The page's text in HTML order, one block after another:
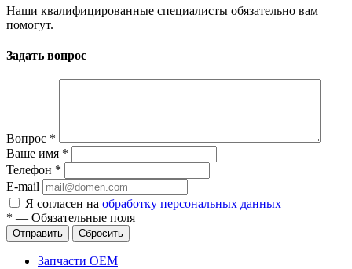
Наши квалифицированные специалисты обязательно вам
помогут.
Задать вопрос
Вопрос *
Ваше имя *
Телефон *
E-mail
Я согласен на обработку персональных данных
* — Обязательные поля
Отправить Сбросить
Запчасти OEM